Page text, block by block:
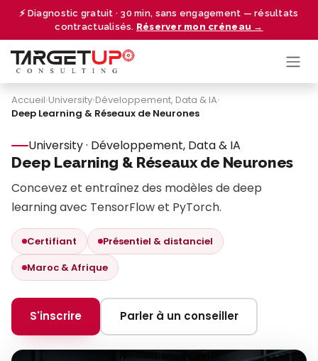
⚡ Diagnostic gratuit · 30 min, sans engagement — résultats
contractualisés. Réserver mon créneau →
Se rendre au contenu
Accueil›University›Développement, Data & IA›
Deep Learning & Réseaux de Neurones
University · Développement, Data & IA
Deep Learning & Réseaux de Neurones
Concevez et entraînez des modèles de deep
learning avec TensorFlow et PyTorch.
Certifiant
Présentiel & distanciel
Maroc & Afrique
S'inscrire Parler à un conseiller